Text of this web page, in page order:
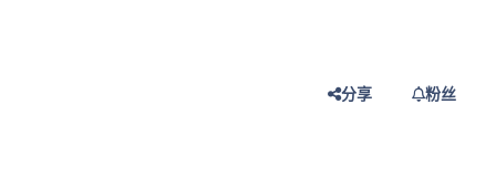
分享 粉丝